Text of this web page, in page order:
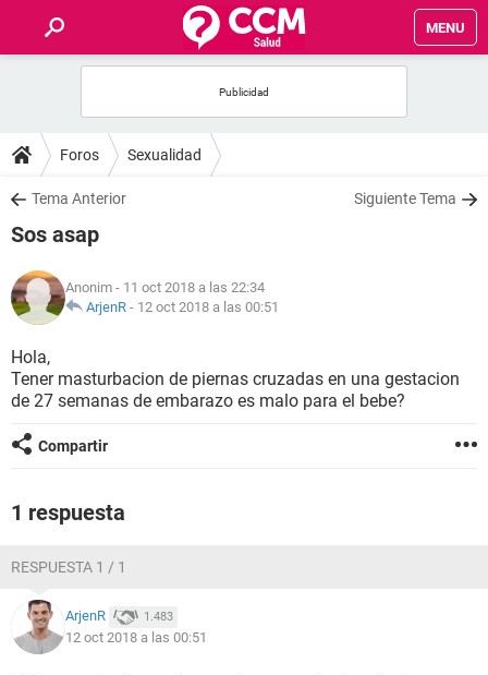
MENU
FOROS
SALUD
NUTRICIÓN
BIENESTAR
Foros Sexualidad
Tema Anterior Siguiente Tema
Sos asap
Anonim - 11 oct 2018 a las 22:34
ArjenR - 12 oct 2018 a las 00:51
Hola,
Tener masturbacion de piernas cruzadas en una gestacion
de 27 semanas de embarazo es malo para el bebe?
Compartir
1 respuesta
RESPUESTA 1 / 1
ArjenR 1.483
12 oct 2018 a las 00:51